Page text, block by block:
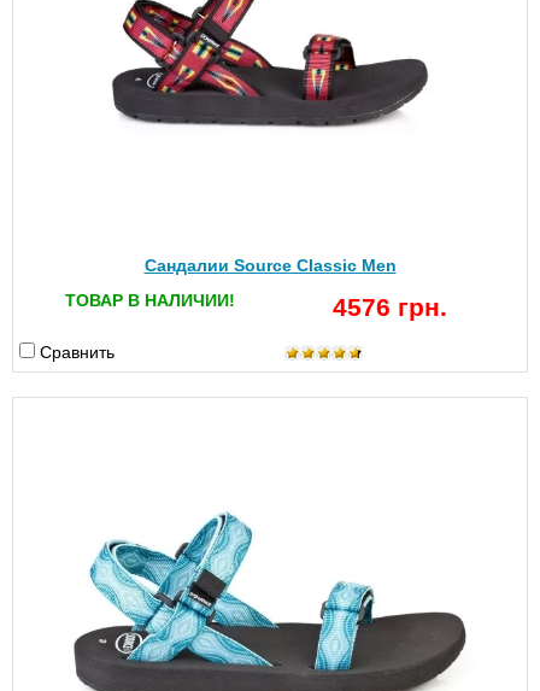
Сандалии Source Classic Men
ТОВАР В НАЛИЧИИ!
4576 грн.
Сравнить